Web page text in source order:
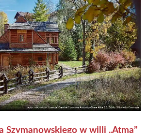
Szymanowskiego w willi „Atma”